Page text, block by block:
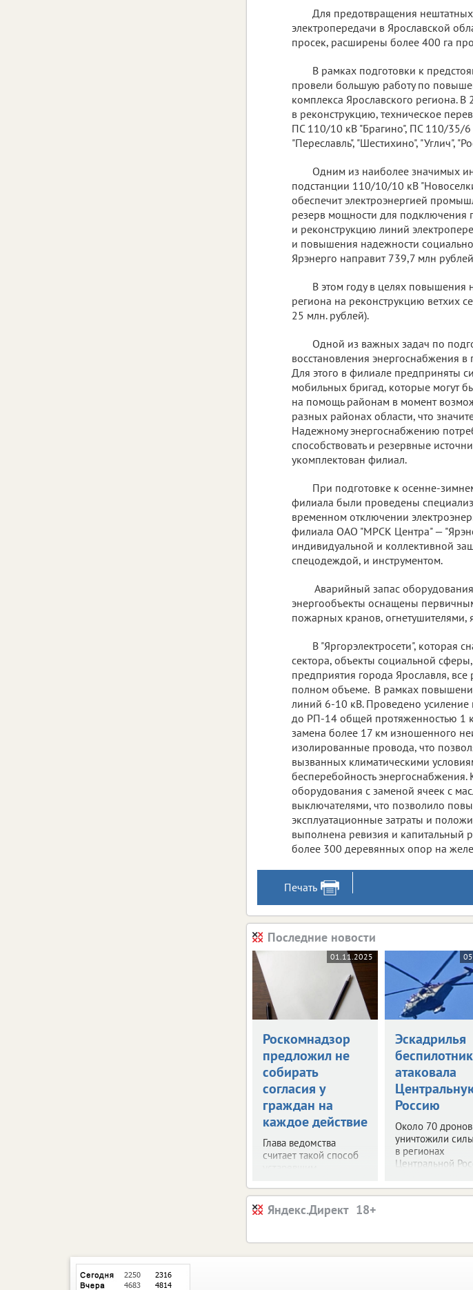
Для предотвращения
электропередачи в Ярославской
просек, расширены более 400 га
В рамках подготовки к
провели большую работу по
комплекса Ярославского региона.
в реконструкцию, техническое
ПС 110/10 кВ "Брагино", ПС 110/35/6
"Переславль", "Шестихино", "Углич",
Одним из наиболее значимых
подстанции 110/10/10 кВ
обеспечит электроэнергией
резерв мощности для подключения
и реконструкцию линий
и повышения надежности
Ярэнерго направит 739,7 млн
В этом году в целях повышения
региона на реконструкцию ветхих
25 млн. рублей).
Одной из важных задач по
восстановления энергоснабжения
Для этого в филиале предприняты
мобильных бригад, которые могут
на помощь районам в момент
разных районах области, что
Надежному энергоснабжению
способствовать и резервные
укомплектован филиал.
При подготовке к осенне-
филиала были проведены
временном отключении
филиала ОАО "МРСК Центра" —
индивидуальной и коллективной
спецодеждой, и инструментом.
Аварийный запас
энергообъекты оснащены
пожарных кранов, огнетушителями,
В "Яргорэлектросети", которая
сектора, объекты социальной
предприятия города Ярославля,
полном объеме. В рамках
линий 6-10 кВ. Проведено
до РП-14 общей протяженностью 1
замена более 17 км изношенного
изолированные провода, что
вызванных климатическими
бесперебойность
оборудования с заменой ячеек с
выключателями, что позволило
эксплуатационные затраты и
выполнена ревизия и капитальный
более 300 деревянных опор на
Печать
Последние новости
01.11.2025
Роскомнадзор
предложил не
собирать
согласия у
граждан на
каждое действие
Глава ведомства
считает такой способ
Эскадрилья
атаковала
Россию
Около 70 дронов
уничтожили
в регионах
Центральной
Яндекс.Директ